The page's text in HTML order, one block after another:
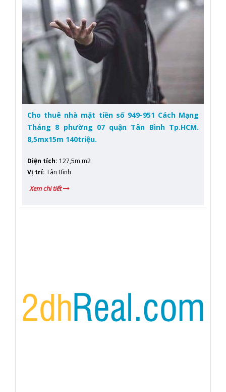
Cho thuê nhà mặt tiền số 949-951 Cách Mạng
Tháng 8 phường 07 quận Tân Bình Tp.HCM.
8,5mx15m 140triệu.
Diện tích: 127,5m m2
Vị trí: Tân Bình
Xem chi tiết